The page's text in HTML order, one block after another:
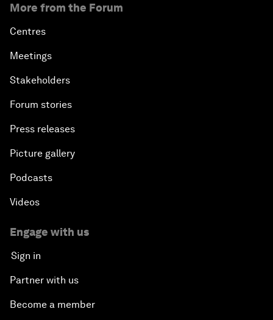
More from the Forum
Centres
Meetings
Stakeholders
Forum stories
Press releases
Picture gallery
Podcasts
Videos
Engage with us
Sign in
Partner with us
Become a member